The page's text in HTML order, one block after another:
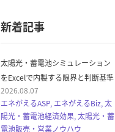
新着記事
太陽光・蓄電池シミュレーション
をExcelで内製する限界と判断基準
2026.08.07
エネがえるASP, エネがえるBiz, 太
陽光・蓄電池経済効果, 太陽光・蓄
電池販売・営業ノウハウ